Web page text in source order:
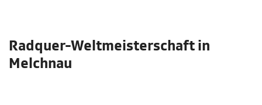
Radquer-Weltmeisterschaft in
Melchnau